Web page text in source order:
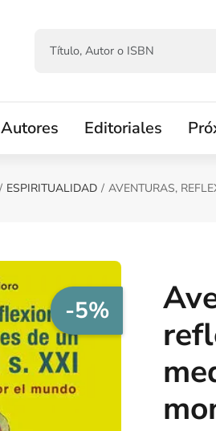
Autores Editoriales
ESPIRITUALIDAD AVENTURAS,
-5%